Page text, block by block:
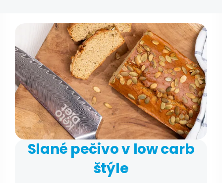
Slané pečivo v low carb
štýle